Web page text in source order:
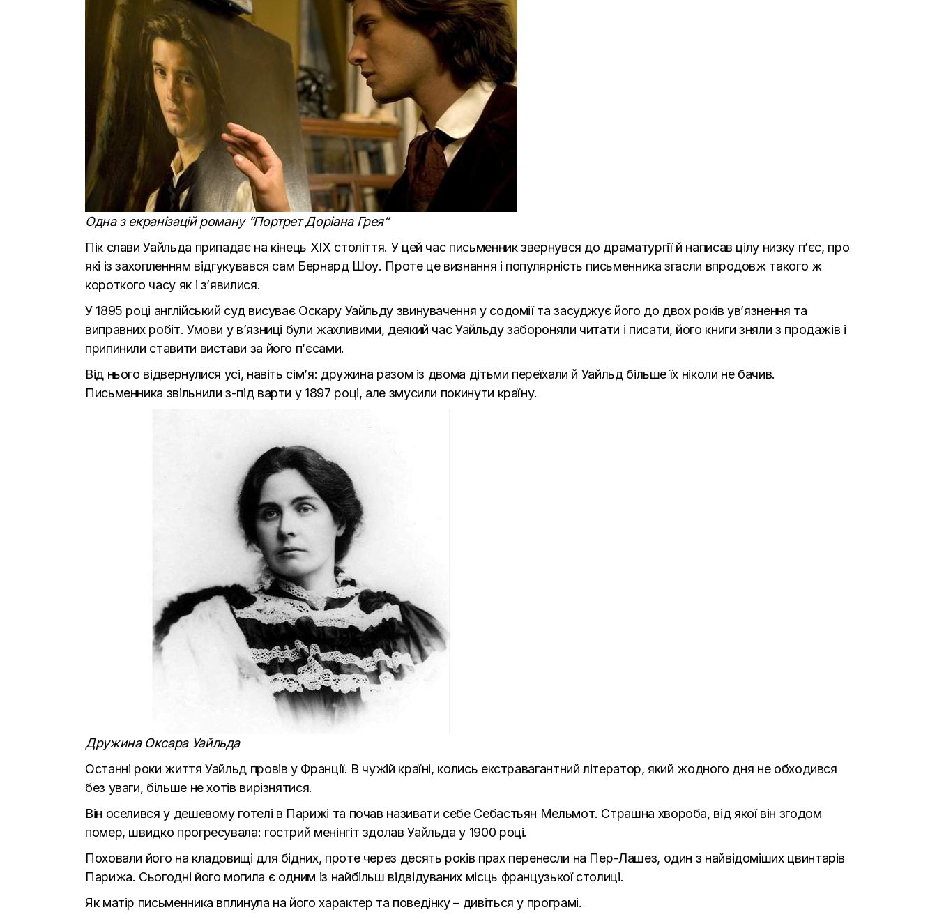
Одна з екранізацій роману “Портрет Доріана Грея”
Пік слави Уайльда припадає на кінець XIX століття. У цей час письменник звернувся до драматургії й написав цілу низку п’єс, про
які із захопленням відгукувався сам Бернард Шоу. Проте це визнання і популярність письменника згасли впродовж такого ж
короткого часу як і з’явилися.
У 1895 році англійський суд висуває Оскару Уайльду звинувачення у содомії та засуджує його до двох років ув’язнення та
виправних робіт. Умови у в’язниці були жахливими, деякий час Уайльду забороняли читати і писати, його книги зняли з продажів і
припинили ставити вистави за його п’єсами.
Від нього відвернулися усі, навіть сім’я: дружина разом із двома дітьми переїхали й Уайльд більше їх ніколи не бачив.
Письменника звільнили з-під варти у 1897 році, але змусили покинути країну.
Дружина Оксара Уайльда
Останні роки життя Уайльд провів у Франції. В чужій країні, колись екстравагантний літератор, який жодного дня не обходився
без уваги, більше не хотів вирізнятися.
Він оселився у дешевому готелі в Парижі та почав називати себе Себастьян Мельмот. Страшна хвороба, від якої він згодом
помер, швидко прогресувала: гострий менінгіт здолав Уайльда у 1900 році.
Поховали його на кладовищі для бідних, проте через десять років прах перенесли на Пер-Лашез, один з найвідоміших цвинтарів
Парижа. Сьогодні його могила є одним із найбільш відвідуваних місць французької столиці.
Як матір письменника вплинула на його характер та поведінку – дивіться у програмі.